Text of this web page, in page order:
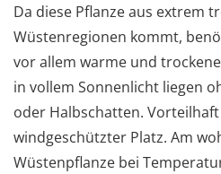
Da diese Pflanze aus extrem
Wüstenregionen kommt,
vor allem warme und
in vollem Sonnenlicht liegen
oder Halbschatten.
windgeschützter Platz. Am
Wüstenpflanze bei